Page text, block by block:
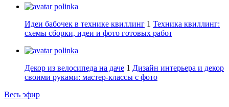
polinka
Идеи бабочек в технике квиллинг 1 Техника квиллинг:
схемы сборки, идеи и фото готовых работ
polinka
Декор из велосипеда на даче 1 Дизайн интерьера и декор
своими руками: мастер-классы с фото
Весь эфир